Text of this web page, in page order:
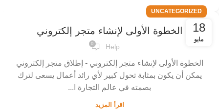
18
مايو
UNCATEGORIZED
الخطوة الأولى لإنشاء متجر إلكتروني
Help
0
الخطوة الأولى لإنشاء متجر إلكتروني - إطلاق متجر إلكتروني
يمكن أن يكون بمثابة تحول كبير لأي رائد أعمال يسعى لترك
بصمته في عالم التجارة ا...
اقرأ المزيد